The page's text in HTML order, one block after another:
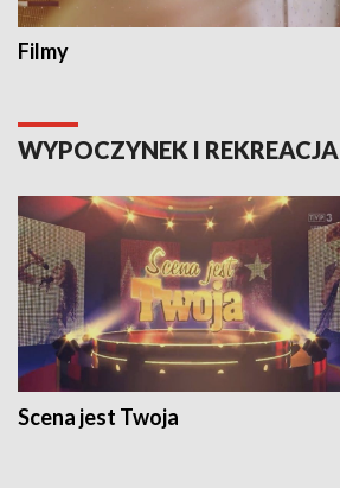
Filmy
WYPOCZYNEK I REKREACJA
Scena jest Twoja